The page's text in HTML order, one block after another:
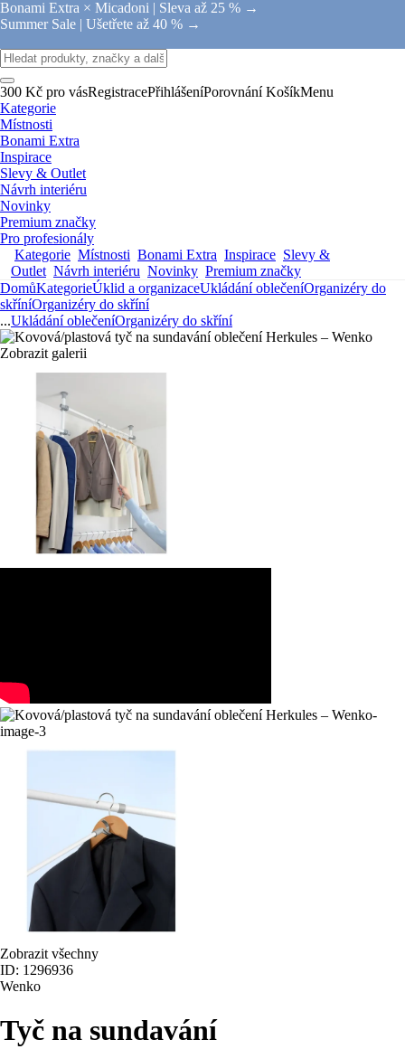
Bonami Extra × Micadoni | Sleva až 25 % →
Summer Sale | Ušetřete až 40 % →
300 Kč pro vásRegistracePřihlášeníPorovnání KošíkMenu
Kategorie
Místnosti
Bonami Extra
Inspirace
Slevy & Outlet
Návrh interiéru
Novinky
Premium značky
Pro profesionály
Kategorie Místnosti Bonami Extra Inspirace Slevy &
Outlet Návrh interiéru Novinky Premium značky
DomůKategorieÚklid a organizaceUkládání oblečeníOrganizéry do
skříníOrganizéry do skříní
...Ukládání oblečeníOrganizéry do skříní
Zobrazit galerii
Zobrazit všechny
ID: 1296936
Wenko
Tyč na sundavání